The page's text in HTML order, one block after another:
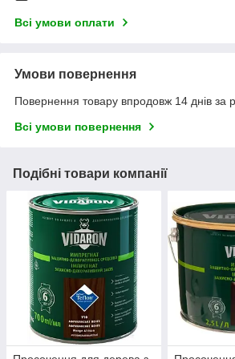
Всі умови оплати
Умови повернення
Повернення товару впродовж 14 днів за
Всі умови повернення
Подібні товари компанії